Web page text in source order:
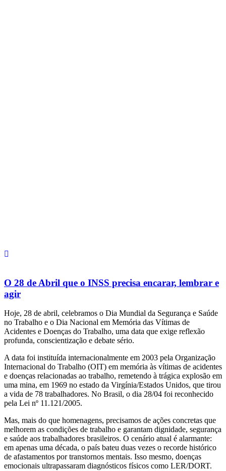
O 28 de Abril que o INSS precisa encarar, lembrar e
agir
Hoje, 28 de abril, celebramos o Dia Mundial da Segurança e Saúde
no Trabalho e o Dia Nacional em Memória das Vítimas de
Acidentes e Doenças do Trabalho, uma data que exige reflexão
profunda, conscientização e debate sério.
A data foi instituída internacionalmente em 2003 pela Organização
Internacional do Trabalho (OIT) em memória às vítimas de acidentes
e doenças relacionadas ao trabalho, remetendo à trágica explosão em
uma mina, em 1969 no estado da Virgínia/Estados Unidos, que tirou
a vida de 78 trabalhadores. No Brasil, o dia 28/04 foi reconhecido
pela Lei nº 11.121/2005.
Mas, mais do que homenagens, precisamos de ações concretas que
melhorem as condições de trabalho e garantam dignidade, segurança
e saúde aos trabalhadores brasileiros. O cenário atual é alarmante:
em apenas uma década, o país bateu duas vezes o recorde histórico
de afastamentos por transtornos mentais. Isso mesmo, doenças
emocionais ultrapassaram diagnósticos físicos como LER/DORT.